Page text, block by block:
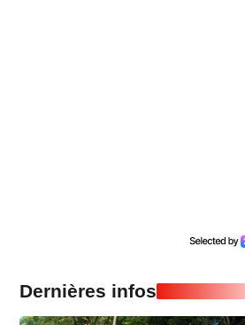
Dernières infos